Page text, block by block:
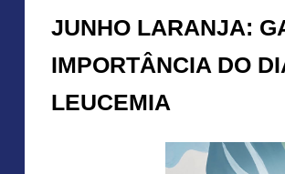
JUNHO LARANJA:
IMPORTÂNCIA DO
LEUCEMIA